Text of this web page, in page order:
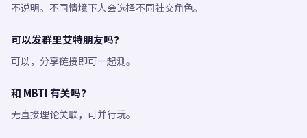
不说明。不同情境下人会选择不同社交角色。
可以发群里艾特朋友吗？
可以，分享链接即可一起测。
和 MBTI 有关吗？
无直接理论关联，可并行玩。